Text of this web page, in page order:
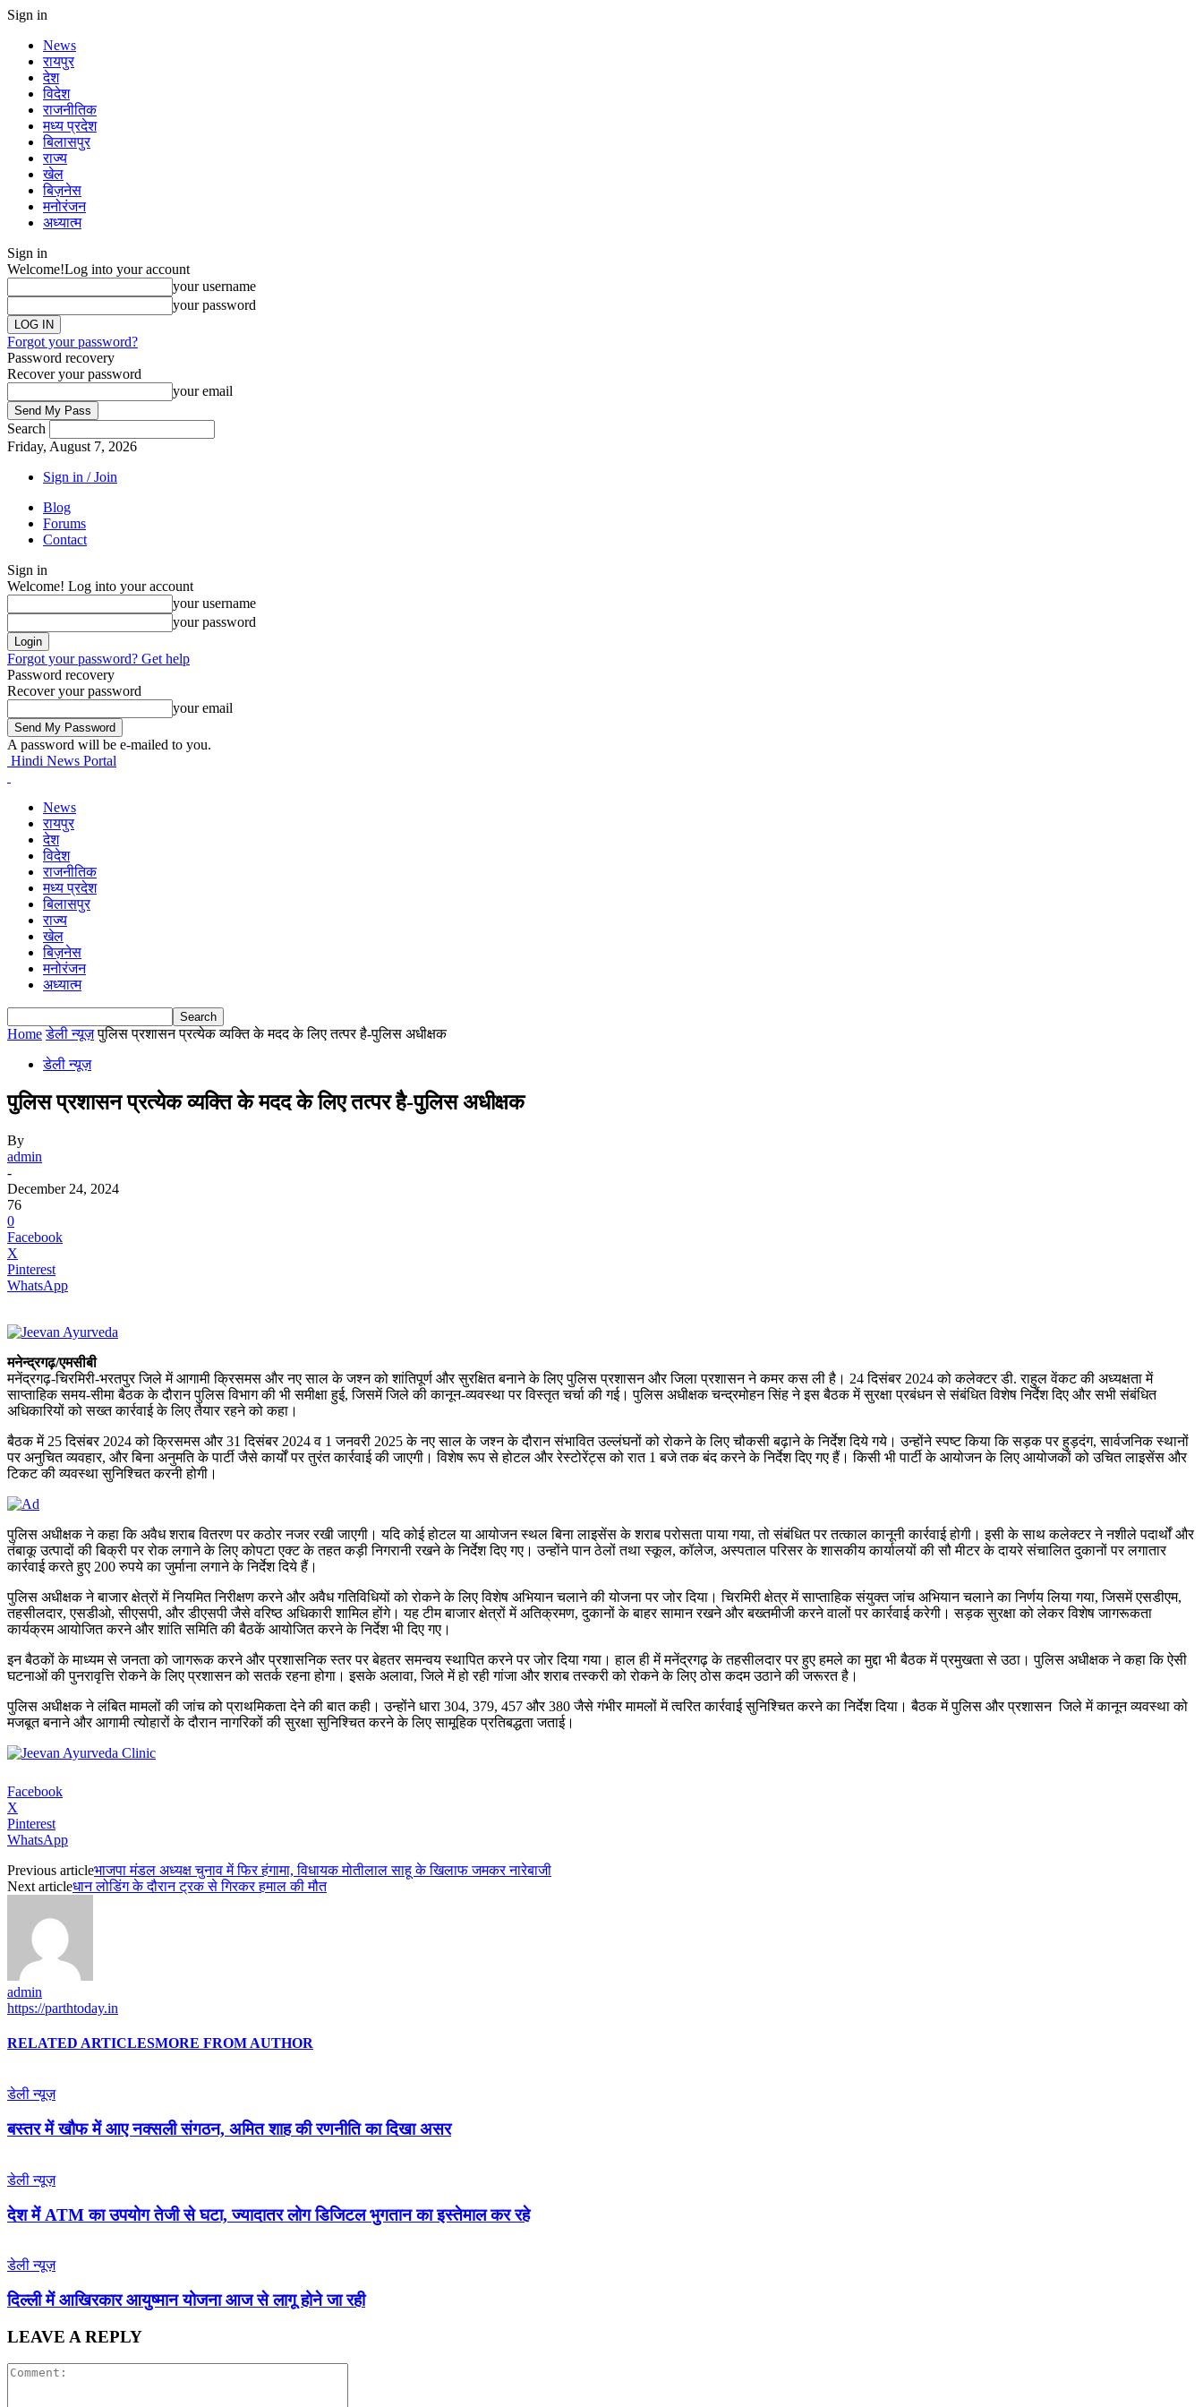
Sign in
News
रायपुर
देश
विदेश
राजनीतिक
मध्य प्रदेश
बिलासपुर
राज्य
खेल
बिज़नेस
मनोरंजन
अध्यात्म
Sign in
Welcome!Log into your account
your username
your password
Forgot your password?
Password recovery
Recover your password
your email
Search
Friday, August 7, 2026
Sign in / Join
Blog
Forums
Contact
Sign in
Welcome! Log into your account
your username
your password
Forgot your password? Get help
Password recovery
Recover your password
your email
A password will be e-mailed to you.
Hindi News Portal
News
रायपुर
देश
विदेश
राजनीतिक
मध्य प्रदेश
बिलासपुर
राज्य
खेल
बिज़नेस
मनोरंजन
अध्यात्म
Home डेली न्यूज़ पुलिस प्रशासन प्रत्येक व्यक्ति के मदद के लिए तत्पर है-पुलिस अधीक्षक
डेली न्यूज़
पुलिस प्रशासन प्रत्येक व्यक्ति के मदद के लिए तत्पर है-पुलिस अधीक्षक
By
admin
-
December 24, 2024
76
0
Facebook
X
Pinterest
WhatsApp
मनेन्द्रगढ़/एमसीबी
मनेंद्रगढ़-चिरमिरी-भरतपुर जिले में आगामी क्रिसमस और नए साल के जश्न को शांतिपूर्ण और सुरक्षित बनाने के लिए पुलिस प्रशासन और जिला प्रशासन ने कमर कस ली है। 24 दिसंबर 2024 को कलेक्टर डी. राहुल वेंकट की अध्यक्षता में
साप्ताहिक समय-सीमा बैठक के दौरान पुलिस विभाग की भी समीक्षा हुई, जिसमें जिले की कानून-व्यवस्था पर विस्तृत चर्चा की गई। पुलिस अधीक्षक चन्द्रमोहन सिंह ने इस बैठक में सुरक्षा प्रबंधन से संबंधित विशेष निर्देश दिए और सभी संबंधित
अधिकारियों को सख्त कार्रवाई के लिए तैयार रहने को कहा।
बैठक में 25 दिसंबर 2024 को क्रिसमस और 31 दिसंबर 2024 व 1 जनवरी 2025 के नए साल के जश्न के दौरान संभावित उल्लंघनों को रोकने के लिए चौकसी बढ़ाने के निर्देश दिये गये। उन्होंने स्पष्ट किया कि सड़क पर हुड़दंग, सार्वजनिक स्थानों
पर अनुचित व्यवहार, और बिना अनुमति के पार्टी जैसे कार्यों पर तुरंत कार्रवाई की जाएगी। विशेष रूप से होटल और रेस्टोरेंट्स को रात 1 बजे तक बंद करने के निर्देश दिए गए हैं। किसी भी पार्टी के आयोजन के लिए आयोजकों को उचित लाइसेंस और
टिकट की व्यवस्था सुनिश्चित करनी होगी।
पुलिस अधीक्षक ने कहा कि अवैध शराब वितरण पर कठोर नजर रखी जाएगी। यदि कोई होटल या आयोजन स्थल बिना लाइसेंस के शराब परोसता पाया गया, तो संबंधित पर तत्काल कानूनी कार्रवाई होगी। इसी के साथ कलेक्टर ने नशीले पदार्थों और
तंबाकू उत्पादों की बिक्री पर रोक लगाने के लिए कोपटा एक्ट के तहत कड़ी निगरानी रखने के निर्देश दिए गए। उन्होंने पान ठेलों तथा स्कूल, कॉलेज, अस्पताल परिसर के शासकीय कार्यालयों की सौ मीटर के दायरे संचालित दुकानों पर लगातार
कार्रवाई करते हुए 200 रुपये का जुर्माना लगाने के निर्देश दिये हैं।
पुलिस अधीक्षक ने बाजार क्षेत्रों में नियमित निरीक्षण करने और अवैध गतिविधियों को रोकने के लिए विशेष अभियान चलाने की योजना पर जोर दिया। चिरमिरी क्षेत्र में साप्ताहिक संयुक्त जांच अभियान चलाने का निर्णय लिया गया, जिसमें एसडीएम,
तहसीलदार, एसडीओ, सीएसपी, और डीएसपी जैसे वरिष्ठ अधिकारी शामिल होंगे। यह टीम बाजार क्षेत्रों में अतिक्रमण, दुकानों के बाहर सामान रखने और बख्तमीजी करने वालों पर कार्रवाई करेगी। सड़क सुरक्षा को लेकर विशेष जागरूकता
कार्यक्रम आयोजित करने और शांति समिति की बैठकें आयोजित करने के निर्देश भी दिए गए।
इन बैठकों के माध्यम से जनता को जागरूक करने और प्रशासनिक स्तर पर बेहतर समन्वय स्थापित करने पर जोर दिया गया। हाल ही में मनेंद्रगढ़ के तहसीलदार पर हुए हमले का मुद्दा भी बैठक में प्रमुखता से उठा। पुलिस अधीक्षक ने कहा कि ऐसी
घटनाओं की पुनरावृत्ति रोकने के लिए प्रशासन को सतर्क रहना होगा। इसके अलावा, जिले में हो रही गांजा और शराब तस्करी को रोकने के लिए ठोस कदम उठाने की जरूरत है।
पुलिस अधीक्षक ने लंबित मामलों की जांच को प्राथमिकता देने की बात कही। उन्होंने धारा 304, 379, 457 और 380 जैसे गंभीर मामलों में त्वरित कार्रवाई सुनिश्चित करने का निर्देश दिया। बैठक में पुलिस और प्रशासन जिले में कानून व्यवस्था को
मजबूत बनाने और आगामी त्योहारों के दौरान नागरिकों की सुरक्षा सुनिश्चित करने के लिए सामूहिक प्रतिबद्धता जताई।
Facebook
X
Pinterest
WhatsApp
Previous articleभाजपा मंडल अध्यक्ष चुनाव में फिर हंगामा, विधायक मोतीलाल साहू के खिलाफ जमकर नारेबाजी
Next articleधान लोडिंग के दौरान ट्रक से गिरकर हमाल की मौत
admin
https://parthtoday.in
RELATED ARTICLESMORE FROM AUTHOR
डेली न्यूज़
बस्तर में खौफ में आए नक्सली संगठन, अमित शाह की रणनीति का दिखा असर
डेली न्यूज़
देश में ATM का उपयोग तेजी से घटा, ज्यादातर लोग डिजिटल भुगतान का इस्तेमाल कर रहे
डेली न्यूज़
द‍िल्‍ली में आख‍िरकार आयुष्‍मान योजना आज से लागू होने जा रही
LEAVE A REPLY